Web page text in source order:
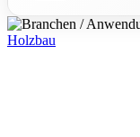
Holzbau